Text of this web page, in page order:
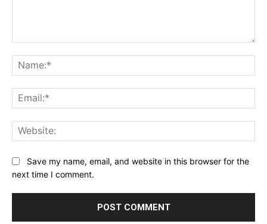
Save my name, email, and website in this browser for the
next time I comment.